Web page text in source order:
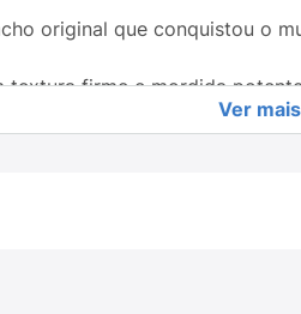
original que conquistou o
firme e mordida
Ver